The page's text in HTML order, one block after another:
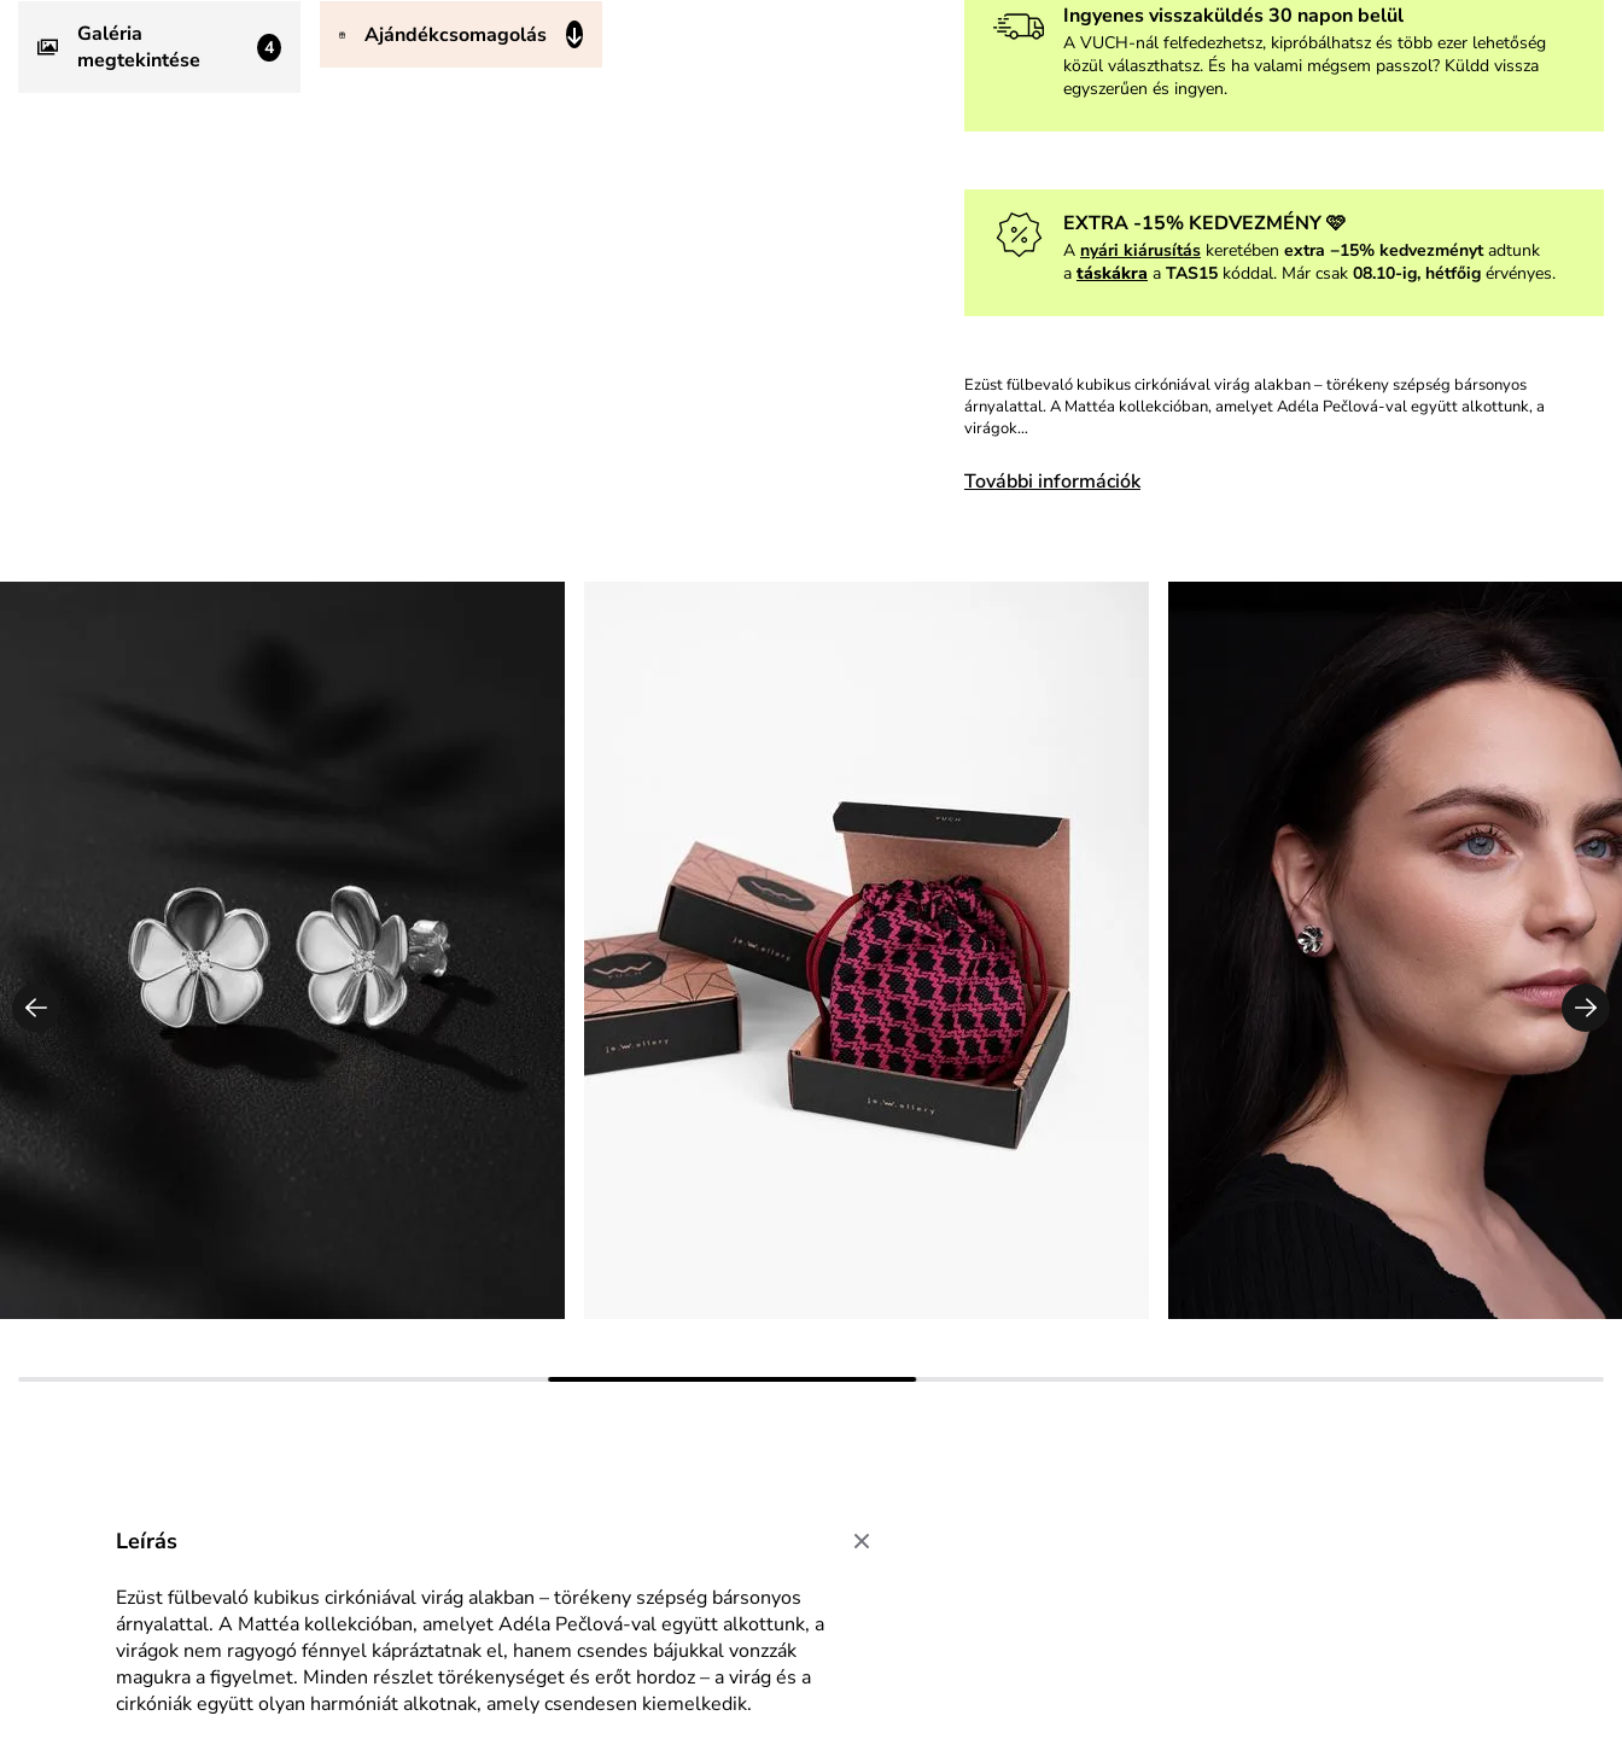
Galéria
megtekintése
4 Ajándékcsomagolás
Ingyenes visszaküldés 30 napon belül
A VUCH-nál felfedezhetsz, kipróbálhatsz és több ezer lehetőség
közül választhatsz. És ha valami mégsem passzol? Küldd vissza
egyszerűen és ingyen.
EXTRA -15% KEDVEZMÉNY 🩷
A nyári kiárusítás keretében extra −15% kedvezménytadtunk
a táskákra a TAS15kóddal. Már csak08.10-ig, hétfőigérvényes.
Ezüst fülbevaló kubikus cirkóniával virág alakban – törékeny szépség bársonyos
árnyalattal. A Mattéa kollekcióban, amelyet Adéla Pečlová-val együtt alkottunk, a
virágok…
További információk
Leírás
Ezüst fülbevaló kubikus cirkóniával virág alakban – törékeny szépség bársonyos
árnyalattal. A Mattéa kollekcióban, amelyet Adéla Pečlová-val együtt alkottunk, a
virágok nem ragyogó fénnyel kápráztatnak el, hanem csendes bájukkal vonzzák
magukra a figyelmet. Minden részlet törékenységet és erőt hordoz – a virágés a
cirkóniákegyütt olyan harmóniát alkotnak, amely csendesen kiemelkedik.